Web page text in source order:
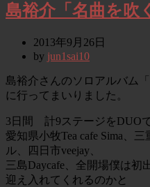
島裕介「名曲を吹
2013年9月26日
by jun1sai10
島裕介さんのソロアルバム
に行ってまいりました。
3日間 計9ステージをDUO
愛知県小牧Tea cafe Sima、
ル、四日市veejay、
三島Daycafe、全開場僕は初
迎え入れてくれるのかと